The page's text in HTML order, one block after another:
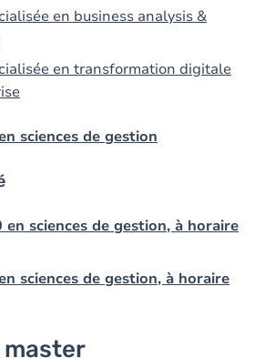
en business analysis &
en transformation digitale
sciences de gestion
en sciences de gestion, à horaire
sciences de gestion, à horaire
master